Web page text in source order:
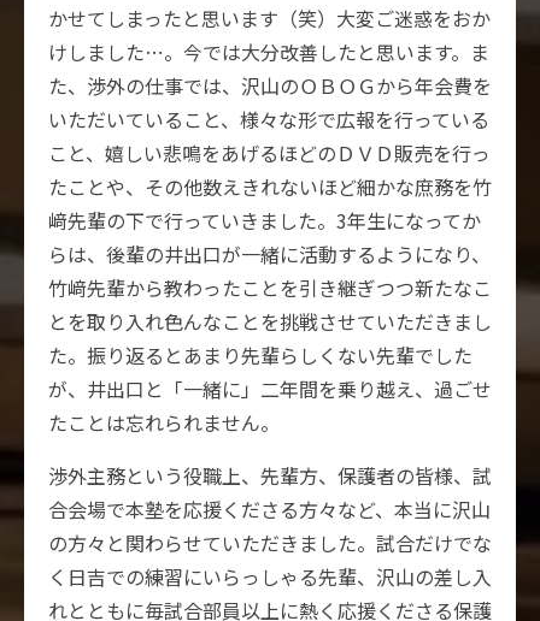
かせてしまったと思います（笑）大変ご迷惑をおか
けしました…。今では大分改善したと思います。ま
た、渉外の仕事では、沢山のＯＢＯＧから年会費を
いただいていること、様々な形で広報を行っている
こと、嬉しい悲鳴をあげるほどのＤＶＤ販売を行っ
たことや、その他数えきれないほど細かな庶務を竹
﨑先輩の下で行っていきました。3年生になってか
らは、後輩の井出口が一緒に活動するようになり、
竹﨑先輩から教わったことを引き継ぎつつ新たなこ
とを取り入れ色んなことを挑戦させていただきまし
た。振り返るとあまり先輩らしくない先輩でした
が、井出口と「一緒に」二年間を乗り越え、過ごせ
たことは忘れられません。
渉外主務という役職上、先輩方、保護者の皆様、試
合会場で本塾を応援くださる方々など、本当に沢山
の方々と関わらせていただきました。試合だけでな
く日吉での練習にいらっしゃる先輩、沢山の差し入
れとともに毎試合部員以上に熱く応援くださる保護